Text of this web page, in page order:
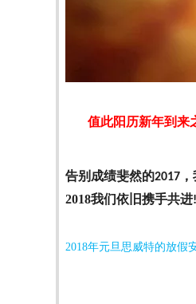
值此阳历新年到来
告别成绩斐然的2017
2018我们依旧携手共进!
2018年元旦思威特的放假